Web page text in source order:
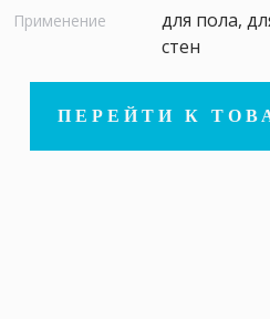
Применение
для пола,
стен
ПЕРЕЙТИ К